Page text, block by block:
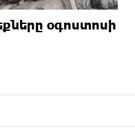
օգոստոսի